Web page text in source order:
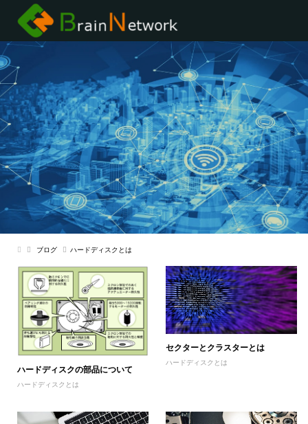
ブログ ハードディスクとは
ハードディスクの部品について
ハードディスクとは
セクターとクラスターとは
ハードディスクとは